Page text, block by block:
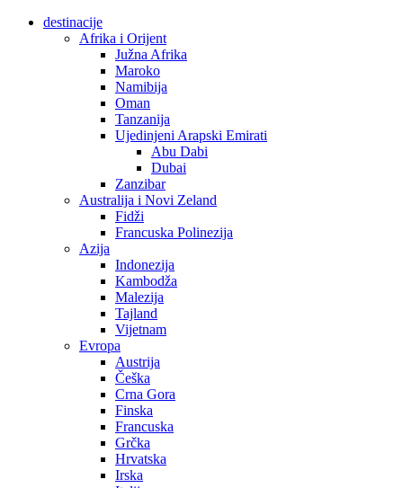
destinacije
Afrika i Orijent
Južna Afrika
Maroko
Namibija
Oman
Tanzanija
Ujedinjeni Arapski Emirati
Abu Dabi
Dubai
Zanzibar
Australija i Novi Zeland
Fidži
Francuska Polinezija
Azija
Indonezija
Kambodža
Malezija
Tajland
Vijetnam
Evropa
Austrija
Češka
Crna Gora
Finska
Francuska
Grčka
Hrvatska
Irska